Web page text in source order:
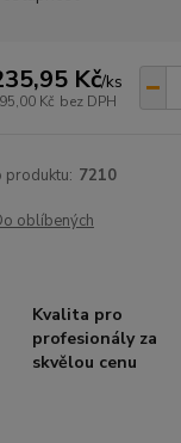
Kč/ks
Kč bez DPH
produktu: 7210
oblíbených
Kvalita pro
profesionály za
skvělou cenu